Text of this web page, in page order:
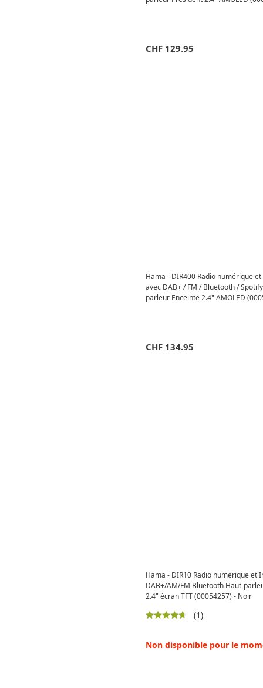
CHF 129.95
Hama - DIR400 Radio numérique
avec DAB+ / FM / Bluetooth /
parleur Enceinte 2.4" AMOLED
CHF 134.95
Hama - DIR10 Radio numérique et
DAB+/AM/FM Bluetooth Haut-
2.4" écran TFT (00054257) - Noir
(1)
Non disponible pour le